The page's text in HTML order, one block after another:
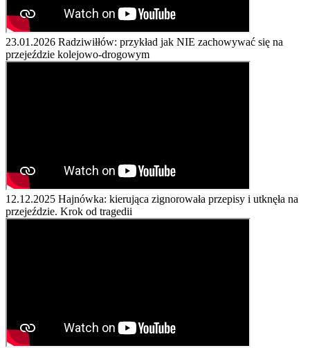
23.01.2026 Radziwiłłów: przykład jak NIE zachowywać się na
przejeździe kolejowo-drogowym
12.12.2025 Hajnówka: kierująca zignorowała przepisy i utknęła na
przejeździe. Krok od tragedii